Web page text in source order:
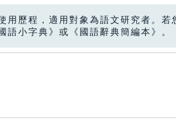
用歷程，適用對象為語文研究者。若
小字典》或《國語辭典簡編本》。